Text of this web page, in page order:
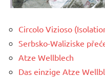
Circolo Vizioso
Serbsko-Waliziske
Atze Wellblech
Das einzige Atze